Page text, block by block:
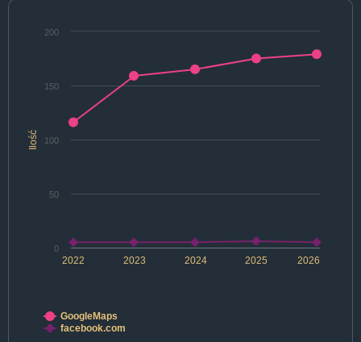
Ilość
2022 2024 2026
2023 2025
0
50
100
150
200
GoogleMaps
facebook.com